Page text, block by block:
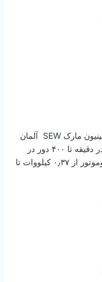
الکتروگیربکس کرانویل پینیون مارک SEW آلمان
دور خروجی از ۰٫۱ دور در دقیقه تا ۴۰۰ دور در
دقیقه توان ورودی الکتروموتور از ۰٫۳۷ کیلووات تا